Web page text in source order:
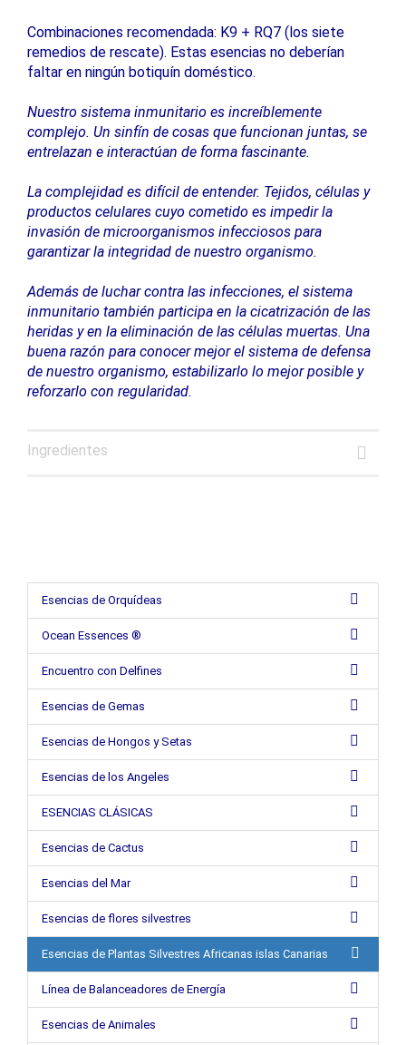
Combinaciones recomendada: K9 + RQ7 (los siete
remedios de rescate). Estas esencias no deberían
faltar en ningún botiquín doméstico.
Nuestro sistema inmunitario es increíblemente
complejo. Un sinfín de cosas que funcionan juntas, se
entrelazan e interactúan de forma fascinante.
La complejidad es difícil de entender. Tejidos, células y
productos celulares cuyo cometido es impedir la
invasión de microorganismos infecciosos para
garantizar la integridad de nuestro organismo.
Además de luchar contra las infecciones, el sistema
inmunitario también participa en la cicatrización de las
heridas y en la eliminación de las células muertas. Una
buena razón para conocer mejor el sistema de defensa
de nuestro organismo, estabilizarlo lo mejor posible y
reforzarlo con regularidad.
Ingredientes
Esencias de Orquídeas
Ocean Essences ®
Encuentro con Delfines
Esencias de Gemas
Esencias de Hongos y Setas
Esencias de los Angeles
ESENCIAS CLÁSICAS
Esencias de Cactus
Esencias del Mar
Esencias de flores silvestres
Esencias de Plantas Silvestres Africanas islas Canarias
Línea de Balanceadores de Energía
Esencias de Animales